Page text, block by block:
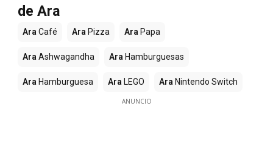
de Ara
AraCafé Ara Pizza Ara Papa
AraAshwagandha Ara Hamburguesas
Ara Hamburguesa Ara LEGO Ara Nintendo Switch
ANUNCIO